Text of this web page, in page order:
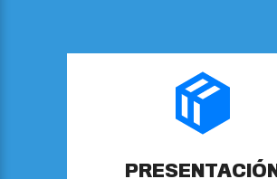
PRESENTACIÓN